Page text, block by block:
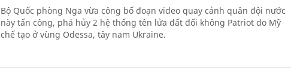
Bộ Quốc phòng Nga vừa công bố đoạn video quay cảnh quân đội nước
này tấn công, phá hủy 2 hệ thống tên lửa đất đối không Patriot do Mỹ
chế tạo ở vùng Odessa, tây nam Ukraine.